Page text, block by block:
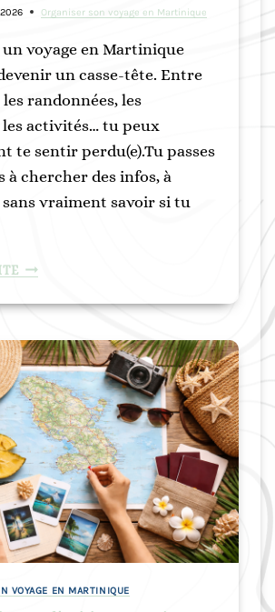
Organiser son voyage en Martinique
voyage en Martinique
un casse-tête. Entre
les randonnées, les
les activités… tu peux
te sentir perdu(e).Tu passes
à chercher des infos, à
vraiment savoir si tu
O
G
N
I
S
E
U
N
V
O
Y
A
E
VOYAGE EN MARTINIQUE